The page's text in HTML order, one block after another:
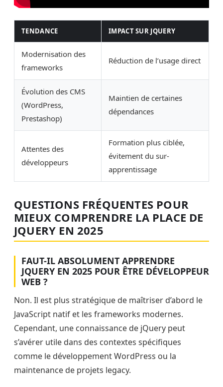
TENDANCE IMPACT SUR JQUERY
Modernisation des
frameworks
Réduction de l’usage direct
Évolution des CMS
(WordPress,
Prestashop)
Maintien de certaines
dépendances
Attentes des
développeurs
Formation plus ciblée,
évitement du sur-
apprentissage
QUESTIONS FRÉQUENTES POUR
MIEUX COMPRENDRE LA PLACE DE
JQUERY EN 2025
FAUT-IL ABSOLUMENT APPRENDRE
JQUERY EN 2025 POUR ÊTRE DÉVELOPPEUR
WEB ?
Non. Il est plus stratégique de maîtriser d’abord le
JavaScript natif et les frameworks modernes.
Cependant, une connaissance de jQuery peut
s’avérer utile dans des contextes spécifiques
comme le développement WordPress ou la
maintenance de projets legacy.